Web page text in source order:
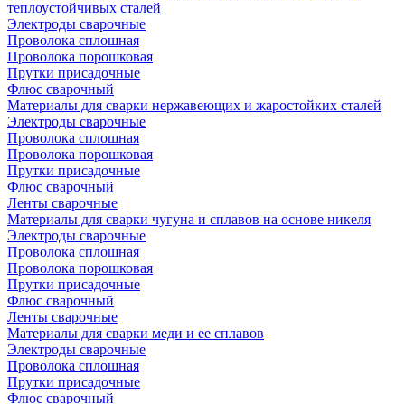
теплоустойчивых сталей
Электроды сварочные
Проволока сплошная
Проволока порошковая
Прутки присадочные
Флюс сварочный
Материалы для сварки нержавеющих и жаростойких сталей
Электроды сварочные
Проволока сплошная
Проволока порошковая
Прутки присадочные
Флюс сварочный
Ленты сварочные
Материалы для сварки чугуна и сплавов на основе никеля
Электроды сварочные
Проволока сплошная
Проволока порошковая
Прутки присадочные
Флюс сварочный
Ленты сварочные
Материалы для сварки меди и ее сплавов
Электроды сварочные
Проволока сплошная
Прутки присадочные
Флюс сварочный